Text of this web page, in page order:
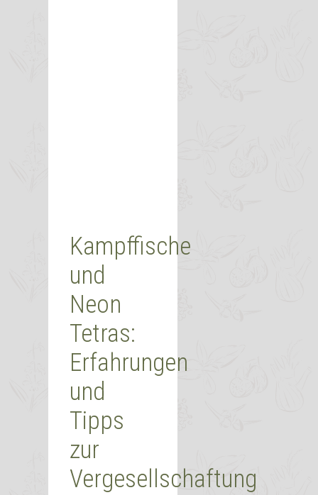
Kampffische
und
Neon
Tetras:
Erfahrungen
und
Tipps
zur
Vergesellschaftung